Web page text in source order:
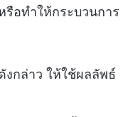
รือทำให้กระบวนการ
งกล่าว ให้ใช้ผลลัพธ์